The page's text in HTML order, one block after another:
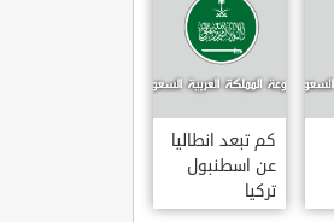
كم تبعد انطاليا
عن اسطنبول
تركيا